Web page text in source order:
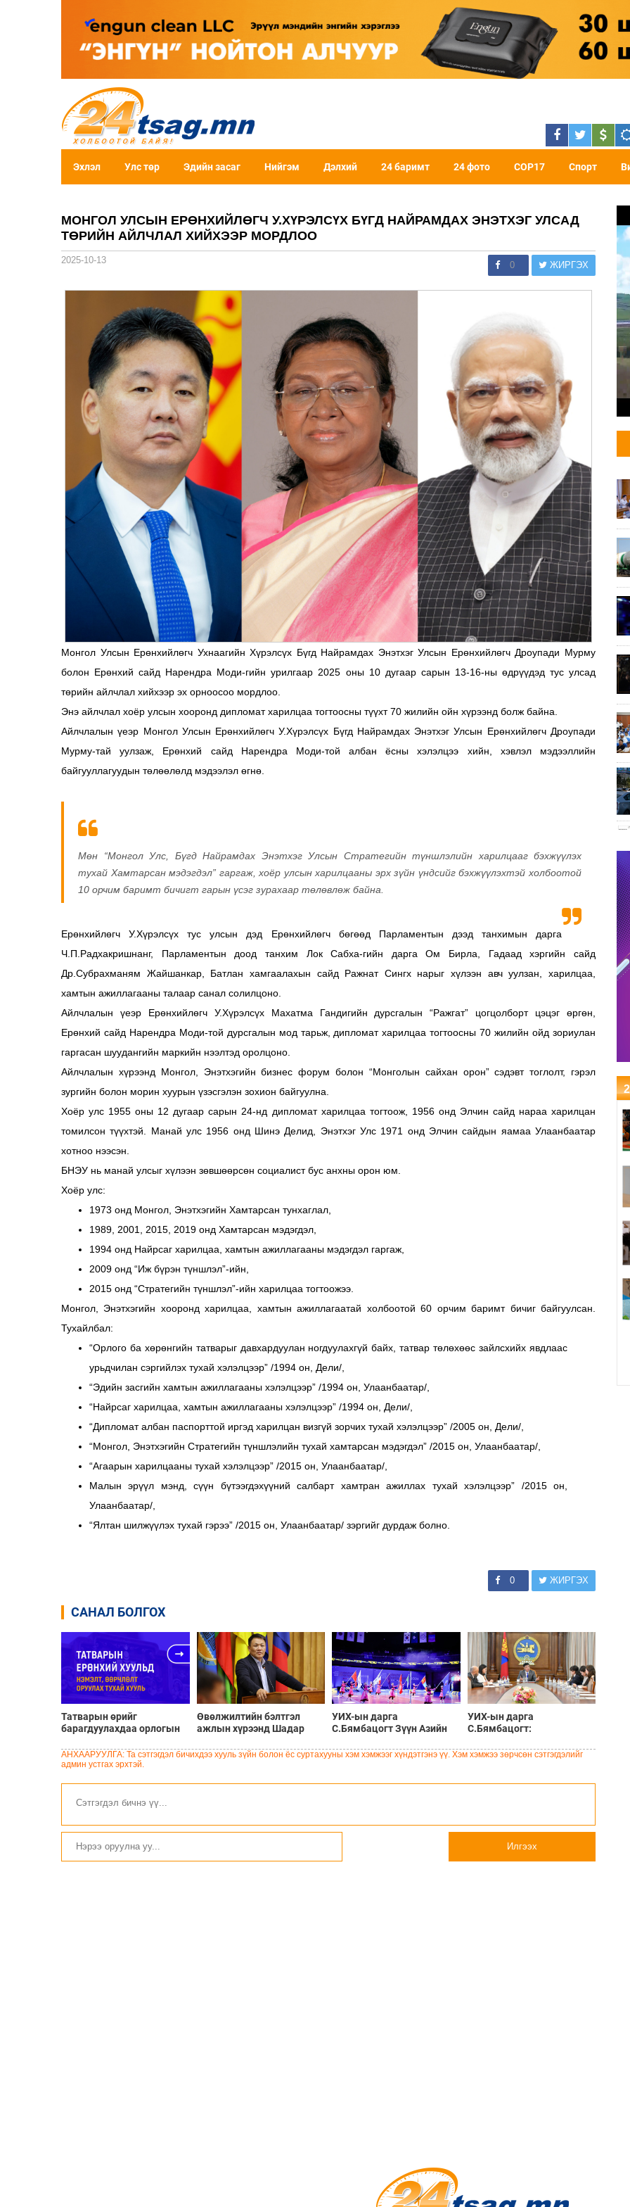
Эхлэл Улс төр Эдийн засаг Нийгэм Дэлхий 24 баримт 24 фото COP17 Спорт
МОНГОЛ УЛСЫН ЕРӨНХИЙЛӨГЧ У.ХҮРЭЛСҮХ БҮГД НАЙРАМДАХ ЭНЭТХЭГ УЛСАД
ТӨРИЙН АЙЛЧЛАЛ ХИЙХЭЭР МОРДЛОО
2025-10-13 0 ЖИРГЭХ
Монгол Улсын Ерөнхийлөгч Ухнаагийн Хүрэлсүх Бүгд Найрамдах Энэтхэг Улсын Ерөнхийлөгч Дроупади Мурму
болон Ерөнхий сайд Нарендра Моди-гийн урилгаар 2025 оны 10 дугаар сарын 13-16-ны өдрүүдэд тус улсад
төрийн айлчлал хийхээр эх орноосоо мордлоо.
Энэ айлчлал хоёр улсын хооронд дипломат харилцаа тогтоосны түүхт 70 жилийн ойн хүрээнд болж байна.
Айлчлалын үеэр Монгол Улсын Ерөнхийлөгч У.Хүрэлсүх Бүгд Найрамдах Энэтхэг Улсын Ерөнхийлөгч Дроупади
Мурму-тай уулзаж, Ерөнхий сайд Нарендра Моди-той албан ёсны хэлэлцээ хийн, хэвлэл мэдээллийн
байгууллагуудын төлөөлөлд мэдээлэл өгнө.
Мөн “Монгол Улс, Бүгд Найрамдах Энэтхэг Улсын Стратегийн түншлэлийн харилцааг бэхжүүлэх
тухай Хамтарсан мэдэгдэл” гаргаж, хоёр улсын харилцааны эрх зүйн үндсийг бэхжүүлэхтэй холбоотой
10 орчим баримт бичигт гарын үсэг зурахаар төлөвлөж байна.
Ерөнхийлөгч У.Хүрэлсүх тус улсын дэд Ерөнхийлөгч бөгөөд Парламентын дээд танхимын дарга
Ч.П.Радхакришнанг, Парламентын доод танхим Лок Сабха-гийн дарга Ом Бирла, Гадаад хэргийн сайд
Др.Субрахманям Жайшанкар, Батлан хамгаалахын сайд Ражнат Сингх нарыг хүлээн авч уулзан, харилцаа,
хамтын ажиллагааны талаар санал солилцоно.
Айлчлалын үеэр Ерөнхийлөгч У.Хүрэлсүх Махатма Гандигийн дурсгалын “Ражгат” цогцолборт цэцэг өргөн,
Ерөнхий сайд Нарендра Моди-той дурсгалын мод тарьж, дипломат харилцаа тогтоосны 70 жилийн ойд зориулан
гаргасан шуудангийн маркийн нээлтэд оролцоно.
Айлчлалын хүрээнд Монгол, Энэтхэгийн бизнес форум болон “Монголын сайхан орон” сэдэвт тоглолт, гэрэл
зургийн болон морин хуурын үзэсгэлэн зохион байгуулна.
Хоёр улс 1955 оны 12 дугаар сарын 24-нд дипломат харилцаа тогтоож, 1956 онд Элчин сайд нараа харилцан
томилсон түүхтэй. Манай улс 1956 онд Шинэ Делид, Энэтхэг Улс 1971 онд Элчин сайдын яамаа Улаанбаатар
хотноо нээсэн.
БНЭУ нь манай улсыг хүлээн зөвшөөрсөн социалист бус анхны орон юм.
Хоёр улс:
1973 онд Монгол, Энэтхэгийн Хамтарсан тунхаглал,
1989, 2001, 2015, 2019 онд Хамтарсан мэдэгдэл,
1994 онд Найрсаг харилцаа, хамтын ажиллагааны мэдэгдэл гаргаж,
2009 онд “Иж бүрэн түншлэл”-ийн,
2015 онд “Стратегийн түншлэл”-ийн харилцаа тогтоожээ.
Монгол, Энэтхэгийн хооронд харилцаа, хамтын ажиллагаатай холбоотой 60 орчим баримт бичиг байгуулсан.
Тухайлбал:
“Орлого ба хөрөнгийн татварыг давхардуулан ногдуулахгүй байх, татвар төлөхөөс зайлсхийх явдлаас
урьдчилан сэргийлэх тухай хэлэлцээр” /1994 он, Дели/,
“Эдийн засгийн хамтын ажиллагааны хэлэлцээр” /1994 он, Улаанбаатар/,
“Найрсаг харилцаа, хамтын ажиллагааны хэлэлцээр” /1994 он, Дели/,
“Дипломат албан паспорттой иргэд харилцан визгүй зорчих тухай хэлэлцээр” /2005 он, Дели/,
“Монгол, Энэтхэгийн Стратегийн түншлэлийн тухай хамтарсан мэдэгдэл” /2015 он, Улаанбаатар/,
“Агаарын харилцааны тухай хэлэлцээр” /2015 он, Улаанбаатар/,
Малын эрүүл мэнд, сүүн бүтээгдэхүүний салбарт хамтран ажиллах тухай хэлэлцээр” /2015 он,
Улаанбаатар/,
“Ялтан шилжүүлэх тухай гэрээ” /2015 он, Улаанбаатар/ зэргийг дурдаж болно.
0 ЖИРГЭХ
САНАЛ БОЛГОХ
Татварын өрийг
барагдуулахдаа орлогын
үлдээхээр хуульчилж,
татварын тайлангаа
Өвөлжилтийн бэлтгэл
ажлын хүрээнд Шадар
Дорноговь аймагт
УИХ-ын дарга
С.Бямбацогт Зүүн Азийн
волейболын аварга
УИХ-ын дарга
С.Бямбацогт:
хэрэгжилт, амлалтаас илүү
АНХААРУУЛГА: Та сэтгэгдэл бичихдээ хууль зүйн болон ёс суртахууны хэм хэмжээг хүндэтгэнэ үү. Хэм хэмжээ зөрчсөн сэтгэгдэлийг
админ устгах эрхтэй.
Илгээх